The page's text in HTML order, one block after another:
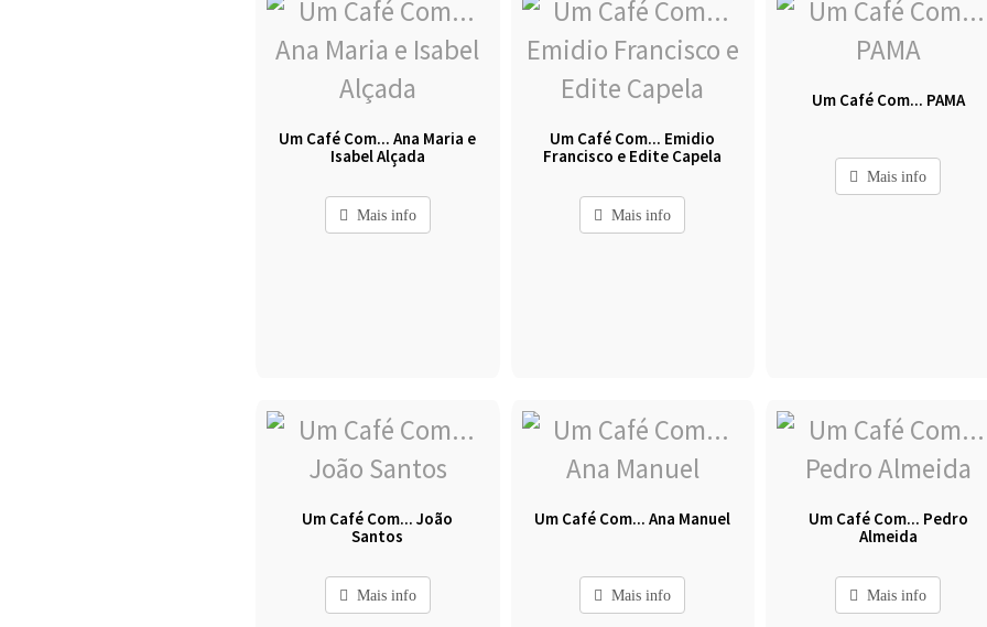
Um Café Com... Ana Maria e
Isabel Alçada
Mais info
Um Café Com... Emidio
Francisco e Edite Capela
Mais info
Um Café Com... PAMA
Mais info
Um Café Com... João
Santos
Mais info
Um Café Com... Ana Manuel
Mais info
Um Café Com... Pedro
Almeida
Mais info